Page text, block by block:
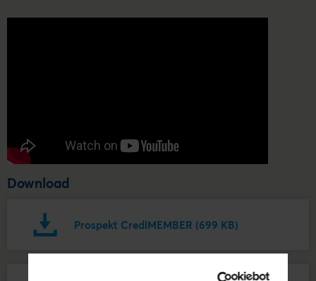
Download
Prospekt CrediMEMBER (699 KB)